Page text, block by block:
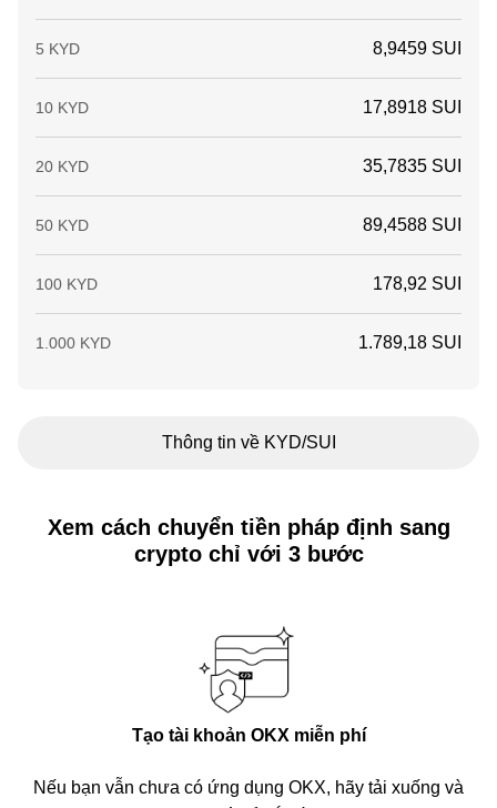
5 KYD 8,9459 SUI
10 KYD 17,8918 SUI
20 KYD 35,7835 SUI
50 KYD 89,4588 SUI
100 KYD 178,92 SUI
1.000 KYD 1.789,18 SUI
Thông tin về KYD/SUI
Xem cách chuyển tiền pháp định sang
crypto chỉ với 3 bước
Tạo tài khoản OKX miễn phí
Nếu bạn vẫn chưa có ứng dụng OKX, hãy tải xuống và